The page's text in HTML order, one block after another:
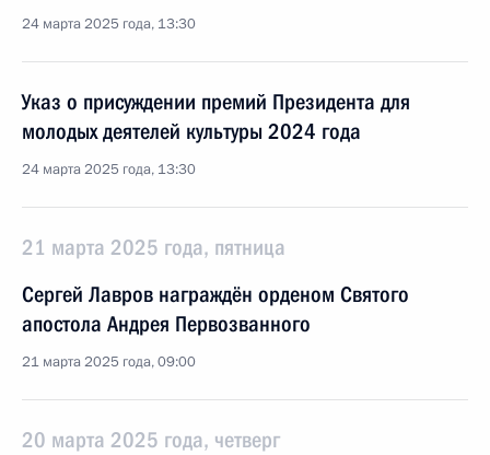
24 марта 2025 года, 13:30
Указ о присуждении премий Президента для
молодых деятелей культуры 2024 года
24 марта 2025 года, 13:30
21 марта 2025 года, пятница
Сергей Лавров награждён орденом Святого
апостола Андрея Первозванного
21 марта 2025 года, 09:00
20 марта 2025 года, четверг